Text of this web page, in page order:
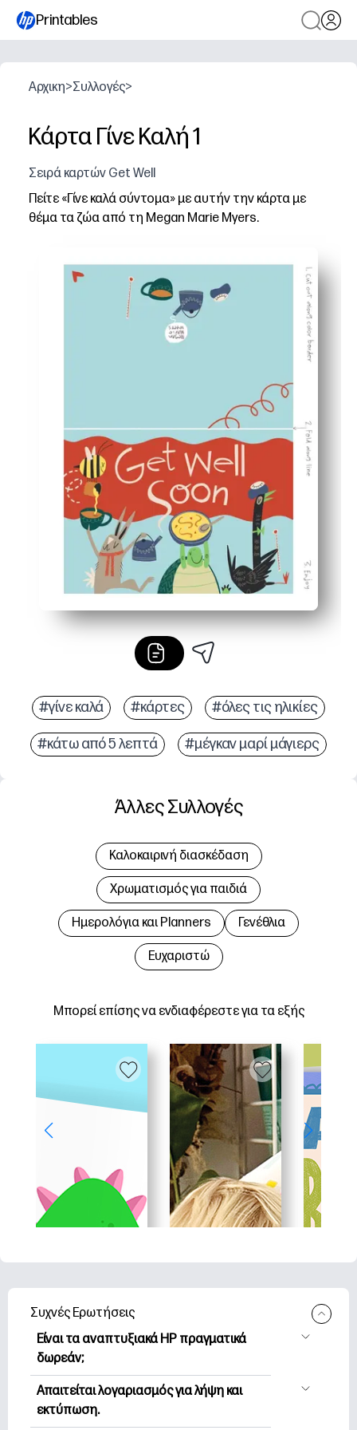
Printables
Αρχικη>Συλλογές>
Κάρτα Γίνε Καλή 1
Σειρά καρτών Get Well
Πείτε «Γίνε καλά σύντομα» με αυτήν την κάρτα με
θέμα τα ζώα από τη Megan Marie Myers.
Τα ιδιότροπα δασικά ζώα ανυψώνουν το πνεύμα -
Φιλικό για παιδιά - προσθέστε μια χειρόγραφη
Πρακτικό για πολυάσχολες οικογένειες και αίθουσες
#γίνε καλά #κάρτες #όλες τις ηλικίες
#κάτω από 5 λεπτά #μέγκαν μαρί μάγιερς
Μπορεί επίσης να ενδιαφέρεστε για τα εξής
Άλλες Συλλογές
Καλοκαιρινή διασκέδαση
Χρωματισμός για παιδιά
Hμερολόγια και Planners Γενέθλια
Ευχαριστώ
Συχνές Ερωτήσεις
Είναι τα αναπτυξιακά HP πραγματικά
δωρεάν;
Η HP Printables προσφέρει 2,500+
δωρεάν εκτυπώσιμα για λήψη και
Απαιτείται λογαριασμός για λήψη και
εκτύπωση.